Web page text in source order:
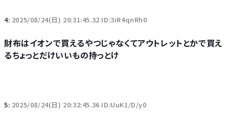
4: 2025/08/24(日) 20:31:45.32 ID:3iR4qnRh0
財布はイオンで買えるやつじゃなくてアウトレットとかで買え
るちょっとだけいいもの持っとけ
5: 2025/08/24(日) 20:32:45.36 ID:UuK1/D/y0